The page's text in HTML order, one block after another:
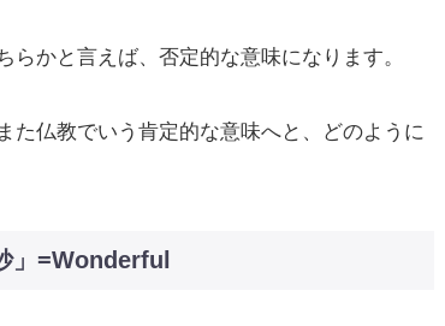
らかと言えば、否定的な意味になります。
た仏教でいう肯定的な意味へと、どのように
」=Wonderful